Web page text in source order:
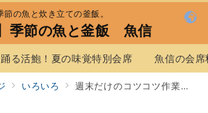
節の魚と炊き立ての釜飯。
】季節の魚と釜飯 魚信
る活鮑！夏の味覚特別会席 魚信の会席
いろいろ 週末だけのコツコツ作業！洗い場・調理専任スタッフ